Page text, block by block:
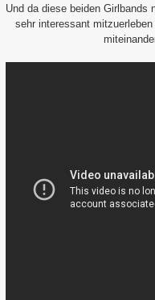
Und da diese beiden Girlbands
sehr interessant